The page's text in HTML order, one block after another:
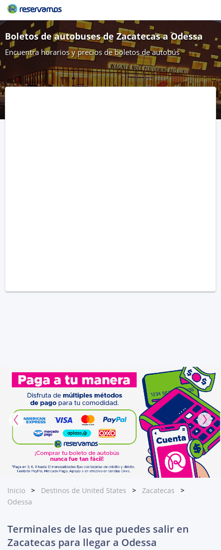
Boletos de autobuses de Zacatecas a Odessa
Encuentra horarios y precios de boletos de autobús
Inicio Destinos de United States
Zacatecas
Odessa
Terminales de las que puedes salir en
Zacatecas para llegar a Odessa